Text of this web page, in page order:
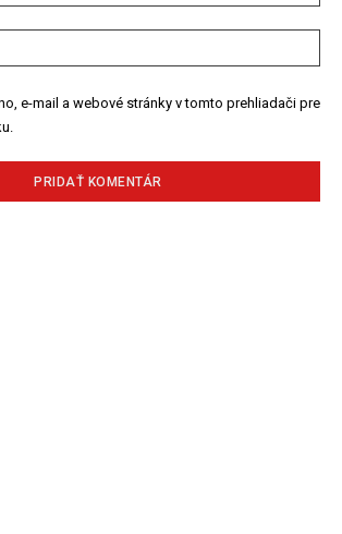
e-mail a webové stránky v tomto prehliadači pre